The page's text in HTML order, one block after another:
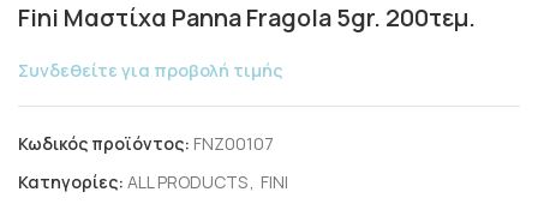
Fini Μαστίχα Panna Fragola 5gr. 200τεμ.
Συνδεθείτε για προβολή τιμής
Κωδικός προϊόντος: FNZ00107
Κατηγορίες: ALL PRODUCTS, FINI